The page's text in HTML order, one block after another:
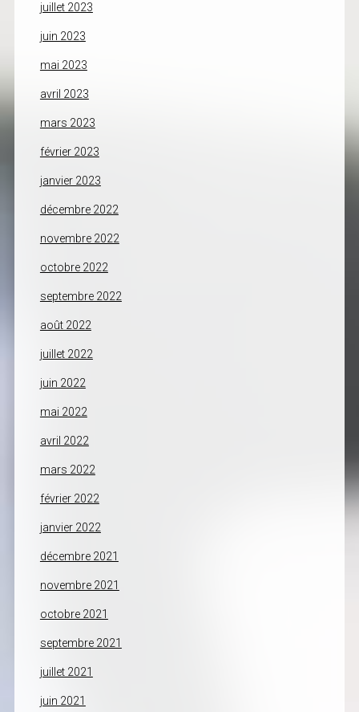
juillet 2023
juin 2023
mai 2023
avril 2023
mars 2023
février 2023
janvier 2023
décembre 2022
novembre 2022
octobre 2022
septembre 2022
août 2022
juillet 2022
juin 2022
mai 2022
avril 2022
mars 2022
février 2022
janvier 2022
décembre 2021
novembre 2021
octobre 2021
septembre 2021
juillet 2021
juin 2021